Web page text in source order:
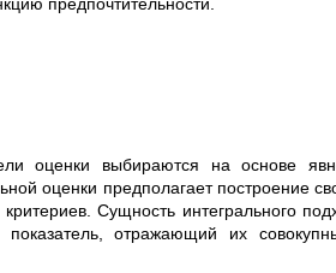
оценки выбираются на основе
оценки предполагает построение
Сущность интегрального
отражающий их